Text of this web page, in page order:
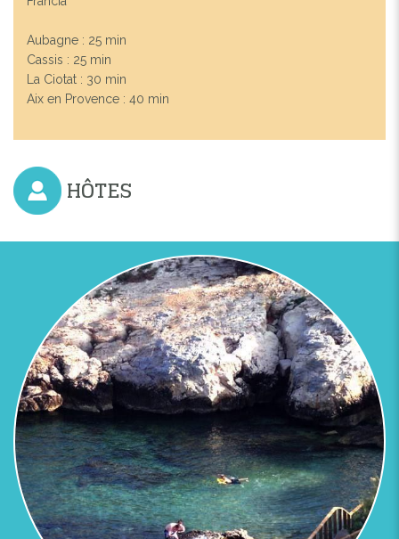
TERRASSE DU STUDIO TURQUOISE
Previous
Aubagne : 25 min
Cassis : 25 min
La Ciotat : 30 min
Aix en Provence : 40 min
HÔTES